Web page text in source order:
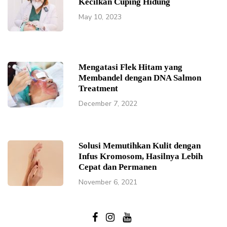
May 10, 2023
Mengatasi Flek Hitam yang
Membandel dengan DNA Salmon
Treatment
December 7, 2022
Solusi Memutihkan Kulit dengan
Infus Kromosom, Hasilnya Lebih
Cepat dan Permanen
November 6, 2021